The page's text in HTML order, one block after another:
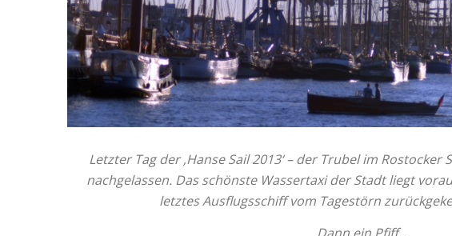
Letzter Tag der ‚Hanse Sail 2013‘ – der Trubel im
nachgelassen. Das schönste Wassertaxi der Stadt liegt
letztes Ausflugsschiff vom Tagestörn